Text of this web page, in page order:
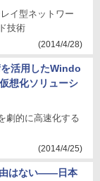
イ型ネットワー
技術
(2014/4/28)
活用したWindo
想化ソリューシ
劇的に高速化する
(2014/4/25)
由はない――日本